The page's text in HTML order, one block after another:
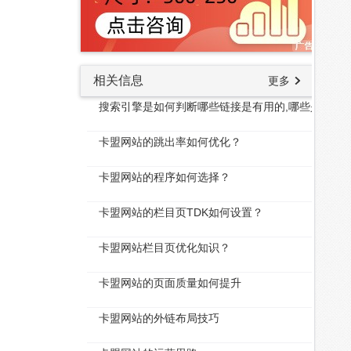
相关信息 更多
搜索引擎是如何判断哪些链接是有用的,哪些是无用
卡盟网站的跳出率如何优化？
卡盟网站的程序如何选择？
卡盟网站的栏目页TDK如何设置？
卡盟网站栏目页优化知识？
卡盟网站的页面质量如何提升
卡盟网站的外链布局技巧